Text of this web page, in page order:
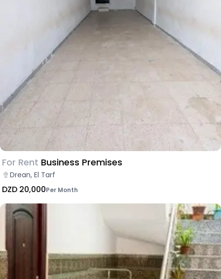
For Rent Business Premises
Drean, El Tarf
DZD 20,000Per Month